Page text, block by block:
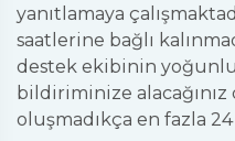
yanıtlamaya
saatlerine bağlı
destek ekibinin
bildiriminize
oluşmadıkça en fazla